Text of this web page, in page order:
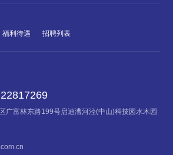
福利待遇 招聘列表
广富林东路199号启迪漕河泾(中山)科技园水木园